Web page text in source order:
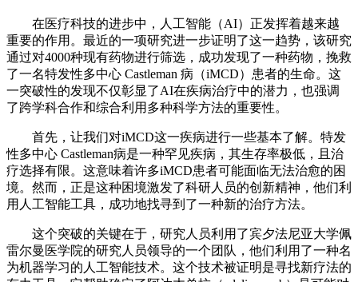
在医疗科技的进步中，人工智能（AI）正发挥着越来越
重要的作用。最近的一项研究进一步证明了这一趋势，该研究
通过对4000种现有药物进行筛选，成功发现了一种药物，挽救
了一名特发性多中心 Castleman 病（iMCD）患者的生命。这
一突破性的发现不仅彰显了AI在疾病治疗中的潜力，也强调
了跨学科合作和综合利用多种科学方法的重要性。
首先，让我们对iMCD这一疾病进行一些基本了解。特发
性多中心 Castleman病是一种罕见疾病，其生存率极低，且治
疗选择有限。这意味着许多iMCD患者可能面临无法治愈的困
境。然而，正是这种困境激发了科研人员的创新精神，他们利
用人工智能工具，成功地找寻到了一种新的治疗方法。
这个突破的关键在于，研究人员利用了宾夕法尼亚大学佩
雷尔曼医学院的研究人员领导的一个团队，他们利用了一种名
为机器学习的人工智能技术。这个技术被证明是寻找新疗法的